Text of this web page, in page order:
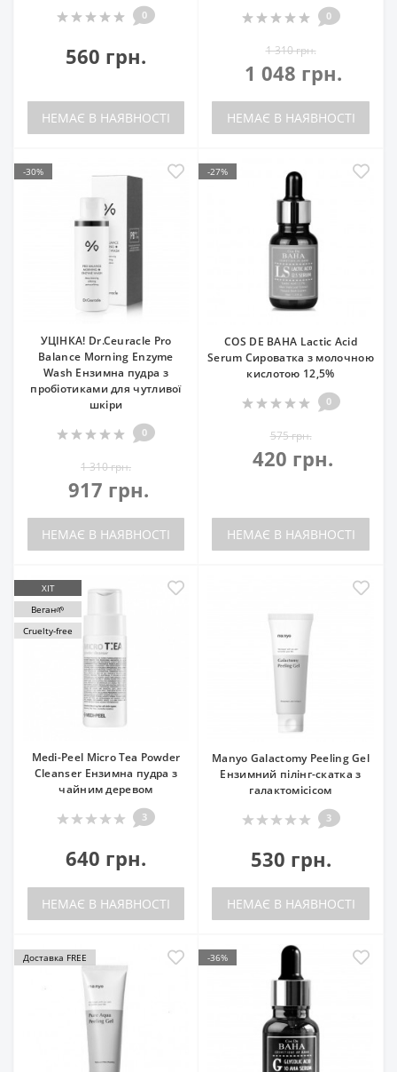
0
560 грн.
НЕМАЄ В НАЯВНОСТІ
0
1 310 грн.
1 048 грн.
НЕМАЄ В НАЯВНОСТІ
-30%
УЦІНКА! Dr.Ceuracle Pro
Balance Morning Enzyme
Wash Ензимна пудра з
пробіотиками для чутливої
шкіри
0
1 310 грн.
917 грн.
НЕМАЄ В НАЯВНОСТІ
-27%
COS DE BAHA Lactic Acid
Serum Сироватка з молочною
кислотою 12,5%
0
575 грн.
420 грн.
НЕМАЄ В НАЯВНОСТІ
ХІТ
Веган🌱
Cruelty-free
Medi-Peel Micro Tea Powder
Cleanser Ензимна пудра з
чайним деревом
3
640 грн.
НЕМАЄ В НАЯВНОСТІ
Manyo Galactomy Peeling Gel
Ензимний пілінг-скатка з
галактомісісом
3
530 грн.
НЕМАЄ В НАЯВНОСТІ
Доставка FREE -36%